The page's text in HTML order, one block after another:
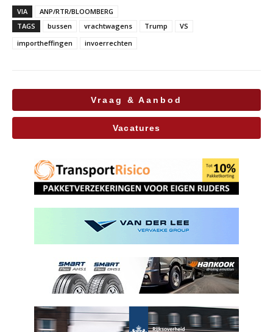
VIA
ANP/RTR/BLOOMBERG
TAGS
bussen vrachtwagens Trump
VS
importheffingen
invoerrechten
Vraag & Aanbod
Vacatures